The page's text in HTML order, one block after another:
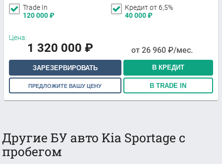
Trade In
120 000₽
Кредит от 6,5%
40 000₽
Цена:
1 320 000 ₽ от 26 960 ₽/мес.
ЗАРЕЗЕРВИРОВАТЬ В КРЕДИТ
ПРЕДЛОЖИТЕ ВАШУ ЦЕНУ В TRADE IN
Другие БУ авто Kia Sportage с
пробегом